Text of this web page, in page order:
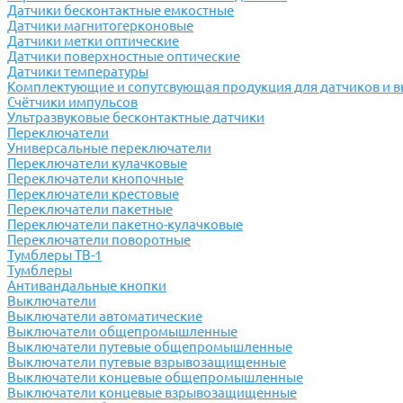
Датчики бесконтактные емкостные
Датчики магнитогерконовые
Датчики метки оптические
Датчики поверхностные оптические
Датчики температуры
Комплектующие и сопутсвующая продукция для датчиков и
Счётчики импульсов
Ультразвуковые бесконтактные датчики
Переключатели
Универсальные переключатели
Переключатели кулачковые
Переключатели кнопочные
Переключатели крестовые
Переключатели пакетные
Переключатели пакетно-кулачковые
Переключатели поворотные
Тумблеры ТВ-1
Тумблеры
Антивандальные кнопки
Выключатели
Выключатели автоматические
Выключатели общепромышленные
Выключатели путевые общепромышленные
Выключатели путевые взрывозащищенные
Выключатели концевые общепромышленные
Выключатели концевые взрывозащищенные